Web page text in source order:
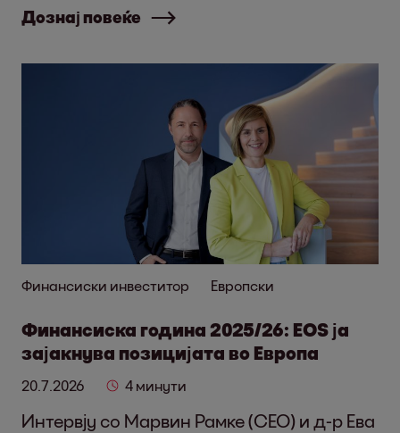
Дознај повеќе
Финансиски инвеститор Европски
Финансиска година 2025/26: EOS ја
зајакнува позицијата во Европа
20.7.2026 4 минути
Интервју со Марвин Рамке (CEO) и д-р Ева